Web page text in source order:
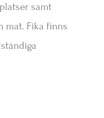
samt
mat. Fika finns